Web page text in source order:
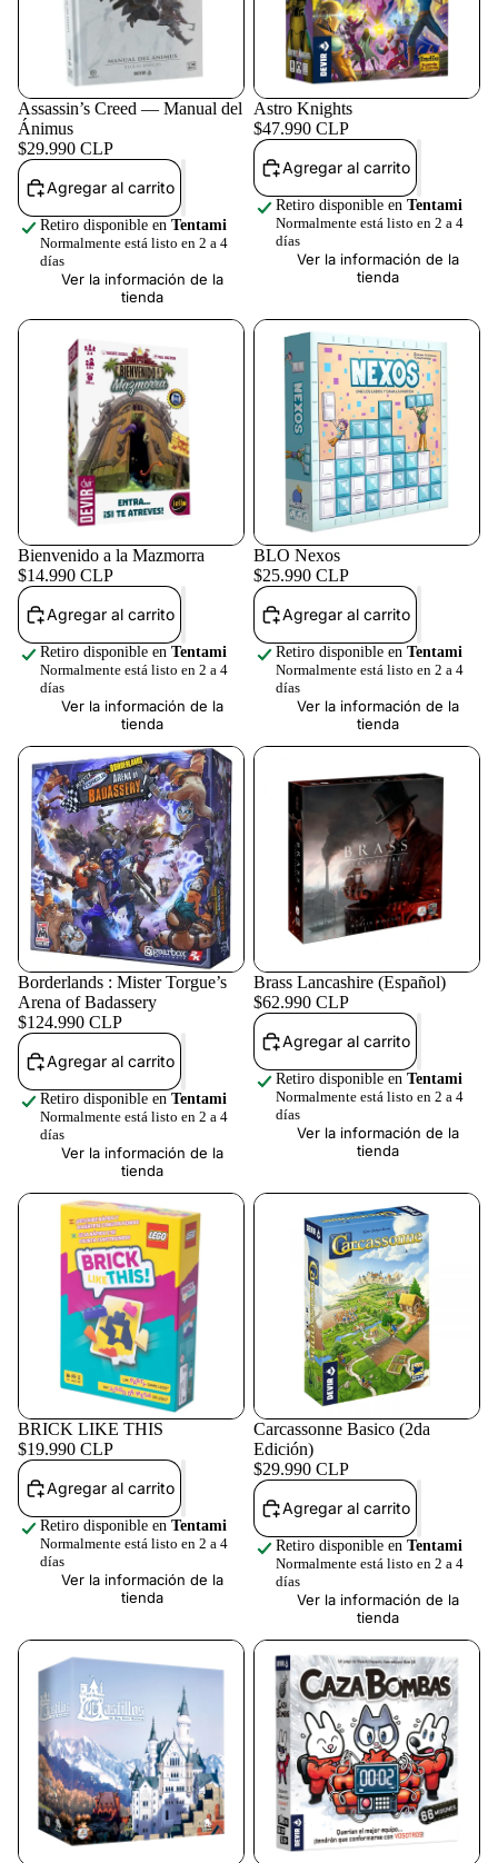
Assassin’s Creed — Manual del
Ánimus
$29.990 CLP
Agregar al carrito
Retiro disponible en Tentami
Normalmente está listo en 2 a 4
días
Ver la información de la
tienda
Astro Knights
$47.990 CLP
Agregar al carrito
Retiro disponible en Tentami
Normalmente está listo en 2 a 4
días
Ver la información de la
tienda
Bienvenido a la Mazmorra
$14.990 CLP
Agregar al carrito
Retiro disponible en Tentami
Normalmente está listo en 2 a 4
días
Ver la información de la
tienda
BLO Nexos
$25.990 CLP
Agregar al carrito
Retiro disponible en Tentami
Normalmente está listo en 2 a 4
días
Ver la información de la
tienda
Borderlands : Mister Torgue’s
Arena of Badassery
$124.990 CLP
Agregar al carrito
Retiro disponible en Tentami
Normalmente está listo en 2 a 4
días
Ver la información de la
tienda
Brass Lancashire (Español)
$62.990 CLP
Agregar al carrito
Retiro disponible en Tentami
Normalmente está listo en 2 a 4
días
Ver la información de la
tienda
BRICK LIKE THIS
$19.990 CLP
Agregar al carrito
Retiro disponible en Tentami
Normalmente está listo en 2 a 4
días
Ver la información de la
tienda
Carcassonne Basico (2da
Edición)
$29.990 CLP
Agregar al carrito
Retiro disponible en Tentami
Normalmente está listo en 2 a 4
días
Ver la información de la
tienda